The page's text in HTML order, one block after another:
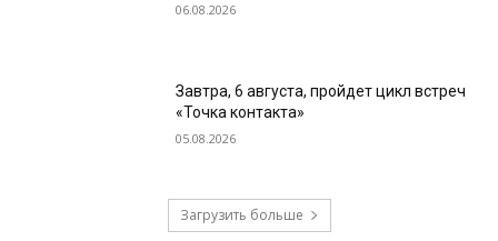
06.08.2026
Завтра, 6 августа, пройдет цикл встреч
«Точка контакта»
05.08.2026
Загрузить больше